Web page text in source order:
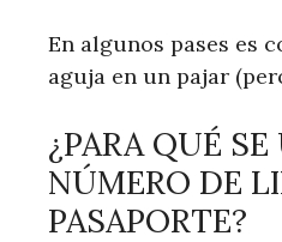
En algunos pases es
aguja en un pajar
¿PARA QUÉ
NÚMERO DE
PASAPORTE?